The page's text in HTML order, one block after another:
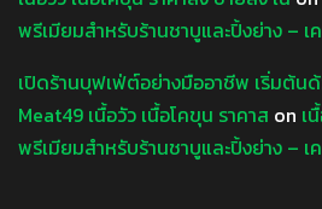
พรีเมียมสำหรับร้านชาบูและปิ้งย่าง –
เปิดร้านบุฟเฟ่ต์อย่างมืออาชีพ เริ่มต้น
Meat49 เนื้อวัว เนื้อโคขุน ราคาส on เ
พรีเมียมสำหรับร้านชาบูและปิ้งย่าง –